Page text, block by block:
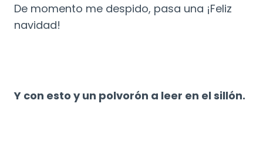
De momento me despido, pasa una ¡Feliz
navidad!
Y con esto y un polvorón a leer en el sillón.